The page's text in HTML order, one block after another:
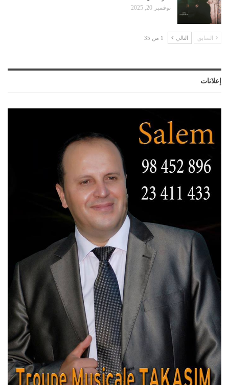
نوفمبر 20, 2025
السابق التالي 1 من 35
إعلانات